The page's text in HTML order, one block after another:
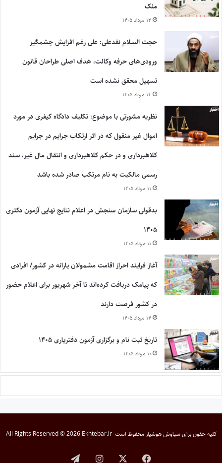
ملک
۱۲ مرداد ۱۴۰۵
حجت السلام نقدعلی: علی رغم افزایش چشمگیر
ورودی‌های حرفه وکالت، هدف اصلی طراحان قانون
تسهیل محقق نشده است
۱۴ مرداد ۱۴۰۵
نظریه مشورتی با موضوع: تکلیف دادگاه کیفری در مورد
اموال غیر منقول که در اثر ارتکاب جرایم در جرایم
کلاهبرداری و در حکم کلاهبرداری و انتقال مال غیر، سند
رسمی مالکیت به نام مرتکب صادر شده باشد
۱۱ مرداد ۱۴۰۵
بدقولی سازمان سنجش در اعلام نتایج نهایی آزمون دکتری
۱۴۰۵
۱۱ مرداد ۱۴۰۵
آغاز فرایند احراز اقامت مشمولان یارانه در کشور/ افرادی
که پیامک دریافت کرده‌اند تا آخر شهریور برای اعلام حضور
در کشور فرصت دارند
۱۴ مرداد ۱۴۰۵
تاریخ ثبت نام و برگزاری آزمون دفتریاری ۱۴۰۵
۱۰ مرداد ۱۴۰۵
کلیه حقوق برایسیاوش هوشیار محفوظ است All Rights Reserved © 2026 Ekhtebar.ir